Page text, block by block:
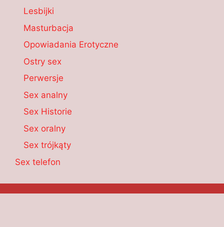
Lesbijki
Masturbacja
Opowiadania Erotyczne
Ostry sex
Perwersje
Sex analny
Sex Historie
Sex oralny
Sex trójkąty
Sex telefon